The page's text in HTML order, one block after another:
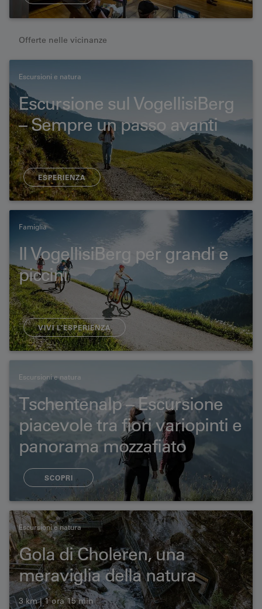
Offerte nelle vicinanze
Escursioni e natura
Escursione sul VogellisiBerg
– Sempre un passo avanti
ESPERIENZA
Famiglia
Il VogellisiBerg per grandi e
piccini
VIVI L’ESPERIENZA
Escursioni e natura
Tschentenalp – Escursione
piacevole tra fiori variopinti e
panorama mozzafiato
7.8 km | 1 ora 50 min
SCOPRI
Escursioni e natura
Gola di Choleren, una
meraviglia della natura
3 km | 1 ora 15 min